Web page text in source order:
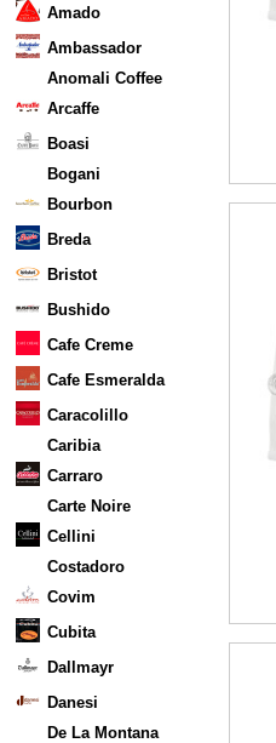
Amado
Ambassador
Anomali Coffee
Arcaffe
Boasi
Bogani
Bourbon
Breda
Bristot
Bushido
Cafe Creme
Cafe Esmeralda
Caracolillo
Caribia
Carraro
Carte Noire
Cellini
Costadoro
Covim
Cubita
Dallmayr
Danesi
De La Montana